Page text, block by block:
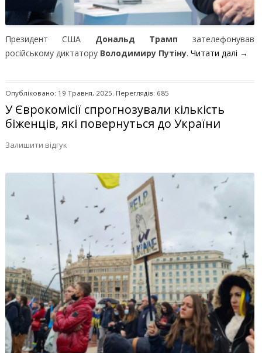
Президент США Дональд Трамп зателефонував
російському диктатору Володимиру Путіну. Читати далі →
Опубліковано: 19 Травня, 2025. Переглядів: 685
У Єврокомісії спрогнозували кількість
біженців, які повернуться до України
Залишити відгук